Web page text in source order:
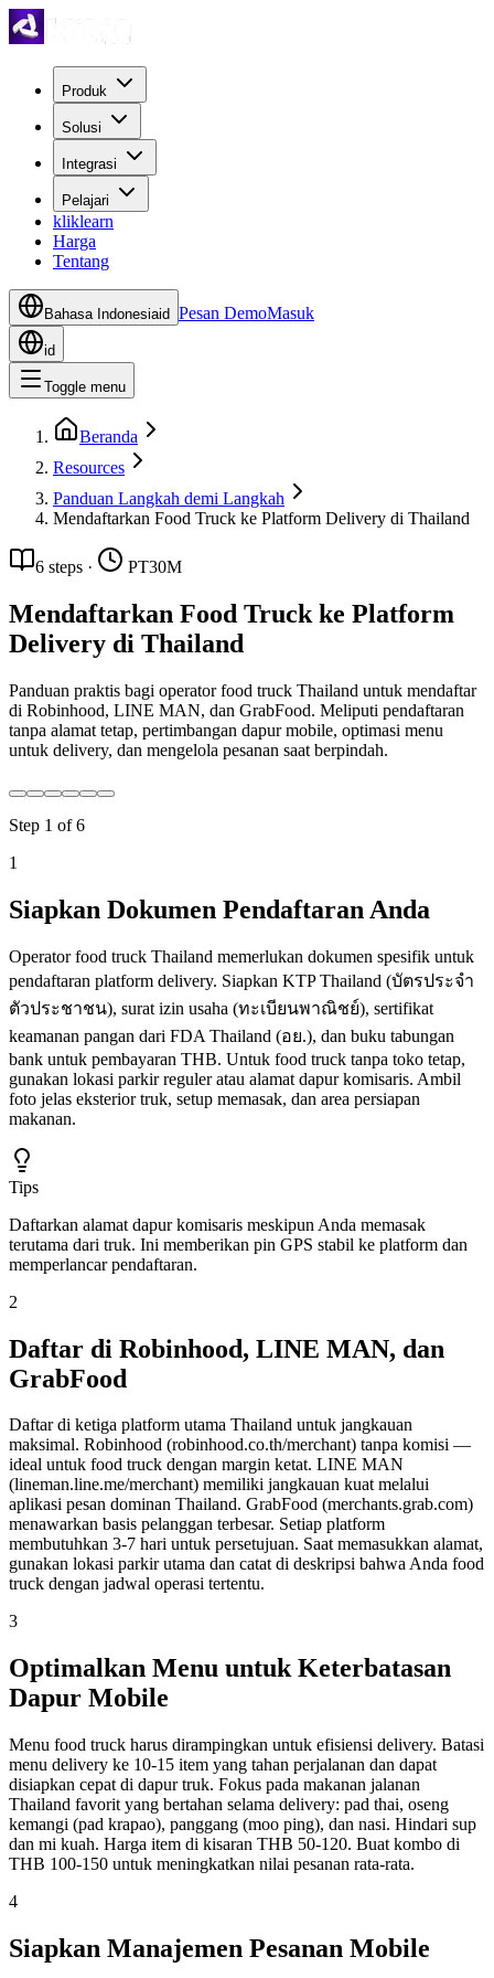
Produk
Solusi
Integrasi
Pelajari
kliklearn
Harga
Tentang
Bahasa Indonesiaid Pesan DemoMasuk
id
Toggle menu
Beranda
Resources
Panduan Langkah demi Langkah
Mendaftarkan Food Truck ke Platform Delivery di Thailand
6 steps · PT30M
Mendaftarkan Food Truck ke Platform
Delivery di Thailand
Panduan praktis bagi operator food truck Thailand untuk mendaftar
di Robinhood, LINE MAN, dan GrabFood. Meliputi pendaftaran
tanpa alamat tetap, pertimbangan dapur mobile, optimasi menu
untuk delivery, dan mengelola pesanan saat berpindah.
Step 1 of6
1
Siapkan Dokumen Pendaftaran Anda
Operator food truck Thailand memerlukan dokumen spesifik untuk
pendaftaran platform delivery. Siapkan KTP Thailand (บัตรประจำ
ตัวประชาชน), surat izin usaha (ทะเบียนพาณิชย์), sertifikat
keamanan pangan dari FDA Thailand (อย.), dan buku tabungan
bank untuk pembayaran THB. Untuk food truck tanpa toko tetap,
gunakan lokasi parkir reguler atau alamat dapur komisaris. Ambil
foto jelas eksterior truk, setup memasak, dan area persiapan
makanan.
Tips
Daftarkan alamat dapur komisaris meskipun Anda memasak
terutama dari truk. Ini memberikan pin GPS stabil ke platform dan
memperlancar pendaftaran.
2
Daftar di Robinhood, LINE MAN, dan
GrabFood
Daftar di ketiga platform utama Thailand untuk jangkauan
maksimal. Robinhood (robinhood.co.th/merchant) tanpa komisi —
ideal untuk food truck dengan margin ketat. LINE MAN
(lineman.line.me/merchant) memiliki jangkauan kuat melalui
aplikasi pesan dominan Thailand. GrabFood (merchants.grab.com)
menawarkan basis pelanggan terbesar. Setiap platform
membutuhkan 3-7 hari untuk persetujuan. Saat memasukkan alamat,
gunakan lokasi parkir utama dan catat di deskripsi bahwa Anda food
truck dengan jadwal operasi tertentu.
3
Optimalkan Menu untuk Keterbatasan
Dapur Mobile
Menu food truck harus dirampingkan untuk efisiensi delivery. Batasi
menu delivery ke 10-15 item yang tahan perjalanan dan dapat
disiapkan cepat di dapur truk. Fokus pada makanan jalanan
Thailand favorit yang bertahan selama delivery: pad thai, oseng
kemangi (pad krapao), panggang (moo ping), dan nasi. Hindari sup
dan mi kuah. Harga item di kisaran THB 50-120. Buat kombo di
THB 100-150 untuk meningkatkan nilai pesanan rata-rata.
4
Siapkan Manajemen Pesanan Mobile